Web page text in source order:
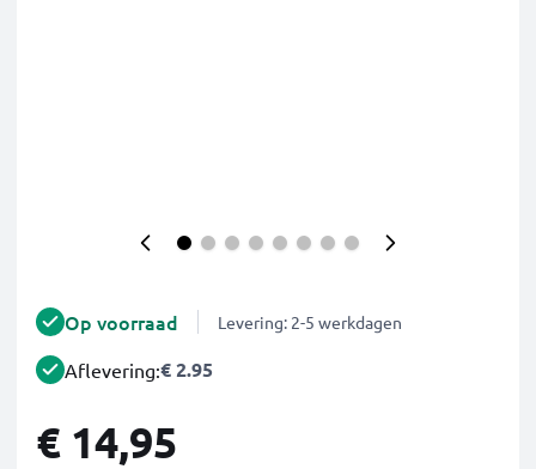
Op voorraad Levering: 2-5 werkdagen
Aflevering:€ 2.95
€ 14,95